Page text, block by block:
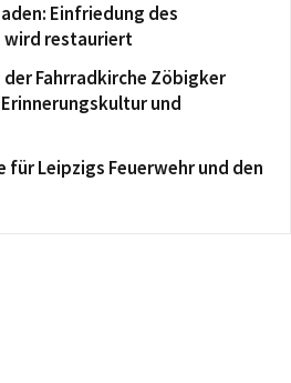
Einfriedung des
wird restauriert
der Fahrradkirche Zöbigker
und
für Leipzigs Feuerwehr und den